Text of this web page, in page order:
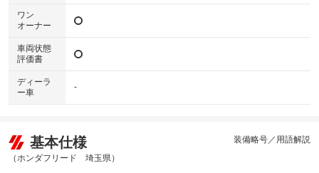
ワン
オーナー
車両状態
評価書
ディーラ
ー車
-
基本仕様
（ホンダフリード 埼玉県）
装備略号／用語解説